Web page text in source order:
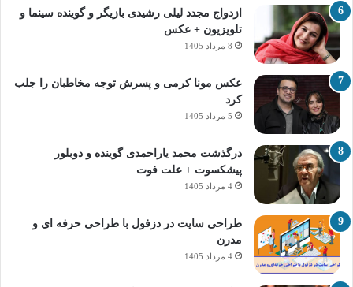
ازدواج مجدد لیلی رشیدی بازیگر و گوینده سینما و
تلویزیون + عکس
8 مرداد 1405
عکس مونا کرمی و پسرش توجه مخاطبان را جلب
کرد
5 مرداد 1405
درگذشت محمد یاراحمدی گوینده و دوبلور
پیشکسوت + علت فوت
4 مرداد 1405
طراحی سایت در دزفول با طراحی حرفه‌ ای و
مدرن
4 مرداد 1405